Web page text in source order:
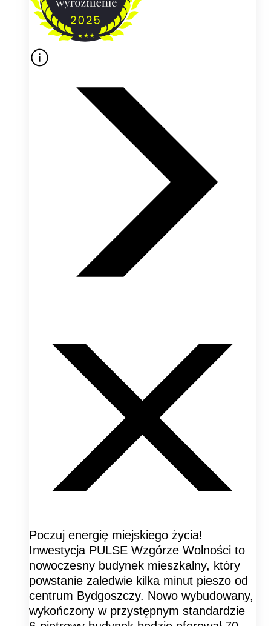
Poczuj energię miejskiego życia!
Inwestycja PULSE Wzgórze Wolności to
nowoczesny budynek mieszkalny, który
powstanie zaledwie kilka minut pieszo od
centrum Bydgoszczy. Nowo wybudowany,
wykończony w przystępnym standardzie